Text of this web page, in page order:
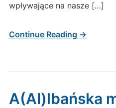
wpływające na nasze […]
Continue Reading →
A(AI)lbańska